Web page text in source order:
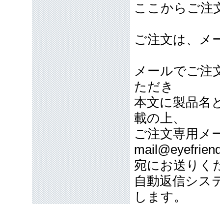
ここからご注
ご注文は、メ
メールでご注
ただき
本文に製品名
載の上、
ご注文専用
宛にお送りく
自動返信シス
します。